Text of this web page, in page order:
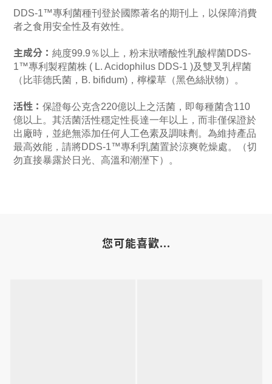
DDS-1™專利菌種刊登於國際著名的期刊上，以保障消費
者之食用安全性及有效性。
主成分： 純度99.9％以上，粉末狀嗜酸性乳酸桿菌DDS-
1™專利製程菌株 ( L. Acidophilus DDS-1 )及雙叉乳桿菌
（比菲德氏菌，B. bifidum)，檸檬草（黑色絲狀物）。
活性： 保證每公克含220億以上之活菌，即每種菌含110
億以上。其活菌活性穩定性長達一年以上，而非僅保證於
出廠時，並絶無添加任何人工色素及調味劑。為維持產品
最高效能，請將DDS-1™專利乳菌置於涼爽乾燥處。（切
勿直接暴露於日光、高溫和潮溼下）。
您可能喜歡...